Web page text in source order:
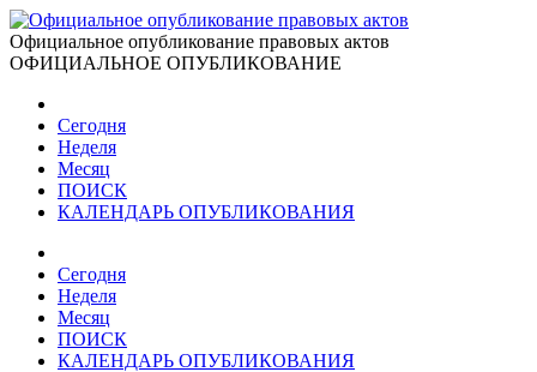
Официальное опубликование правовых актов
ОФИЦИАЛЬНОЕ ОПУБЛИКОВАНИЕ
Сегодня
Неделя
Месяц
ПОИСК
КАЛЕНДАРЬ ОПУБЛИКОВАНИЯ
Сегодня
Неделя
Месяц
ПОИСК
КАЛЕНДАРЬ ОПУБЛИКОВАНИЯ